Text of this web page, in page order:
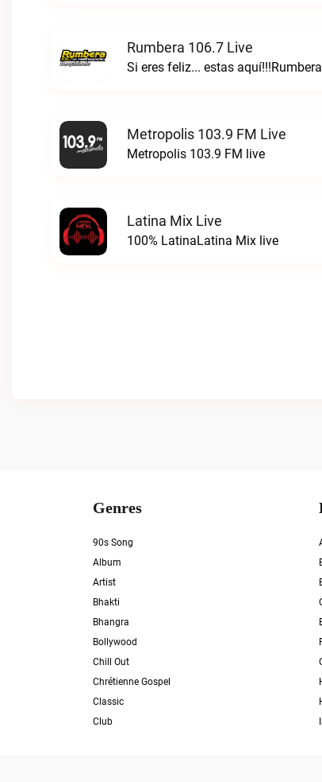
Rumbera 106.7 Live
Si eres feliz... estas
Metropolis 103.9 FM Live
Metropolis 103.9 FM live
Latina Mix Live
100% LatinaLatina Mix live
Genres
90s Song
Album
Artist
Bhakti
Bhangra
Bollywood
Chill Out
Chrétienne Gospel
Classic
Club